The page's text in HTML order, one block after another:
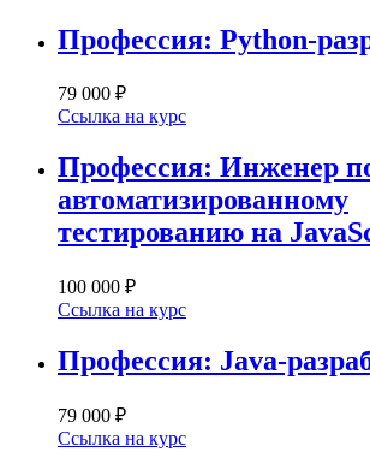
Профессия: Python-
79 000 ₽
Ссылка на курс
Профессия: Инженер
автоматизированному
тестированию на
100 000 ₽
Ссылка на курс
Профессия: Java-
79 000 ₽
Ссылка на курс